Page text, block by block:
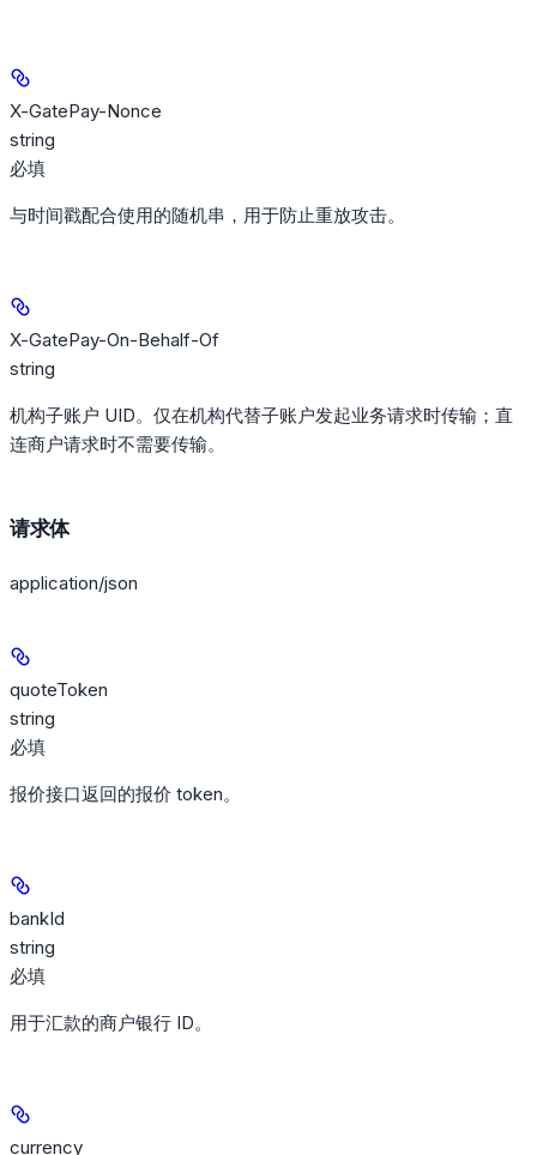
X-GatePay-Nonce
string
必填
与时间戳配合使用的随机串，用于防止重放攻击。
X-GatePay-On-Behalf-Of
string
机构子账户 UID。仅在机构代替子账户发起业务请求时传输；直
连商户请求时不需要传输。
请求体
application/json
quoteToken
string
必填
报价接口返回的报价 token。
bankId
string
必填
用于汇款的商户银行 ID。
currency